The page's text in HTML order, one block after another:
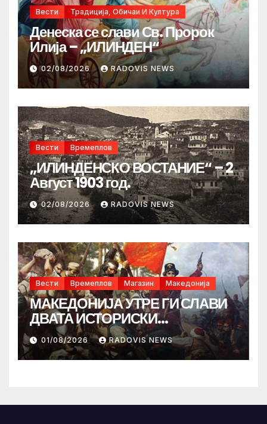
Вести Традиција, Обичаи И Култура
Денеска се слави Св. Пророк
Илија – „ИЛИНДЕН“
02/08/2026 RADOVIS NEWS
Вести Времеплов
„ИЛИНДЕНСКО ВОСТАНИЕ“ – 2
Август 1903 год.
02/08/2026 RADOVIS NEWS
Вести Времеплов Магазин Македонија
МАКЕДОНИЈА УТРЕ ГИ СЛАВИ
ДВАТА ИСТОРИСКИ
ИЛИНДЕНА!
01/08/2026 RADOVIS NEWS